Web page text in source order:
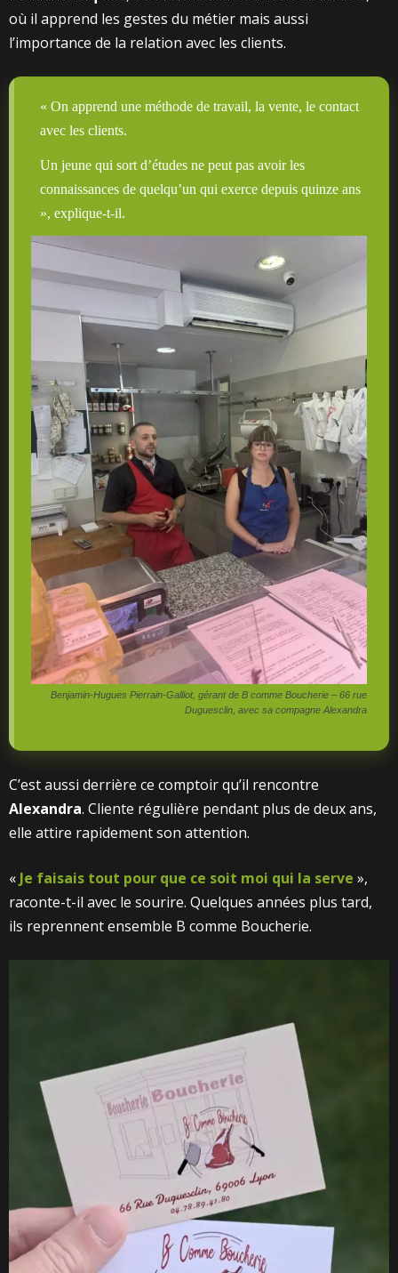
où il apprend les gestes du métier mais aussi
l’importance de la relation avec les clients.
« On apprend une méthode de travail, la vente, le contact
avec les clients.
Un jeune qui sort d’études ne peut pas avoir les
connaissances de quelqu’un qui exerce depuis quinze ans
», explique-t-il.
Benjamin-Hugues Pierrain-Galliot, gérant de B comme Boucherie – 66 rue
Duguesclin, avec sa compagne Alexandra
C’est aussi derrière ce comptoir qu’il rencontre
Alexandra. Cliente régulière pendant plus de deux ans,
elle attire rapidement son attention.
« Je faisais tout pour que ce soit moi qui la serve »,
raconte-t-il avec le sourire. Quelques années plus tard,
ils reprennent ensemble B comme Boucherie.